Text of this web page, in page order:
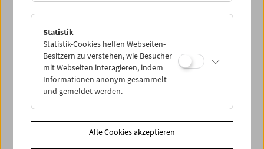
und Fernsehen (Berlin) in Zusammenarbeit mit dem
Österreichischen Filmmuseum und der Friedrich-
Wilhelm-Murnau-Stiftung (Wiesbaden).
Das Projekt wurde gefördert im Rahmen des KUR-
Programms zur Konservierung und Restaurierung von
mobilem Kulturgut derKulturstiftung des Bundes
derKulturstiftung der Länder.
Statistik
Statistik-Cookies helfen Webseiten-
Besitzern zu verstehen, wie Besucher
mit Webseiten interagieren, indem
Informationen anonym gesammelt
und gemeldet werden.
Alle Cookies akzeptieren